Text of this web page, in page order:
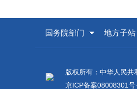
国务院部门 地方子站
版权所有：中华人民
京ICP备案08008301号